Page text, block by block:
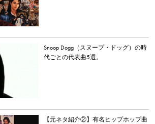
Snoop Dogg（スヌープ・ドッグ）の時
代ごとの代表曲5選。
【元ネタ紹介②】有名ヒップホップ曲